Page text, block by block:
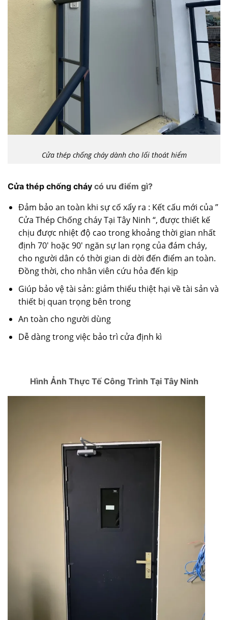
Cửa thép chống cháy dành cho lối thoát hiểm
Cửa thép chống cháy có ưu điểm gì?
Đảm bảo an toàn khi sự cố xẩy ra : Kết cấu mới của ”
Cửa Thép Chống cháy Tại Tây Ninh “, được thiết kế
chịu được nhiệt độ cao trong khoảng thời gian nhất
định 70′ hoặc 90′ ngăn sự lan rọng của đám cháy,
cho người dân có thời gian di dời đến điểm an toàn.
Đồng thời, cho nhân viên cứu hỏa đến kịp
Giúp bảo vệ tài sản: giảm thiểu thiệt hại về tài sản và
thiết bị quan trọng bên trong
An toàn cho người dùng
Dễ dàng trong việc bảo trì cửa định kì
Hình Ảnh Thực Tế Công Trình Tại Tây Ninh